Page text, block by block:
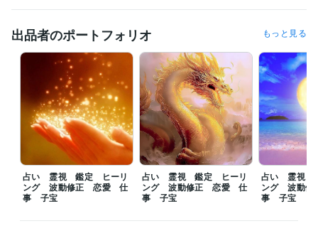
✿ご依頼から２４時間以内《翌日》を目安に鑑定及び施術結果をお伝え
させていただきます。
✿当日中など、お急ぎの方は、【特急便】オプションの追加をお願いし
ます。
第一最優先で鑑定及び施術をさせていただきます。
ぜひご気軽にご依頼、貴重なるご縁をいただけますと幸いです。
━━
たくさんの評価コメントをいただきありがとうございます。前向きなお
気持ちや決意を記載された方、温かいメッセージを記載して下さった方
が、１日も早く理想の現実実現を迎えられるように定期的にご支援をし
ています。焦らず一歩ずつ前進されて下さい。全力でご助言をさせてい
出品者のポートフォリオ もっと見る
占い 霊視 鑑定 ヒーリ
ング 波動修正 恋愛 仕
事 子宝
占い 霊視 鑑定 ヒーリ
ング 波動修正 恋愛 仕
事 子宝
占い 霊視
ング 波動
事 子宝